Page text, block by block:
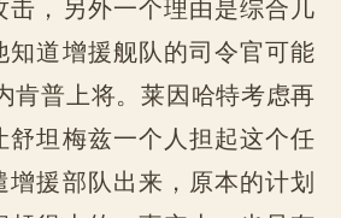
知道增援舰队的司令官可能
肯普上将。莱因哈特考虑再
舒坦梅兹一个人担起这个任
增援部队出来，原本的计划